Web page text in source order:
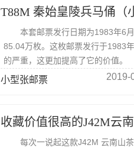
T88M 秦始皇陵兵马俑（
本套邮票发行日期为1983年6月
85.04万枚。这枚邮票发行于1983
的严重，这更加提高了它的价值。
小型张邮票 2019-
收藏价值很高的J42M云
每次一说起这款J42M 云南山茶